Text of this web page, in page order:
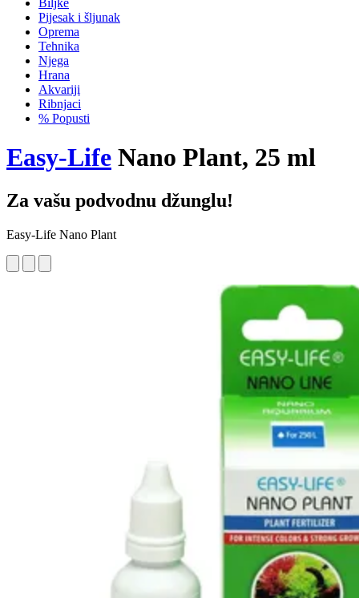
Biljke
Pijesak i šljunak
Oprema
Tehnika
Njega
Hrana
Akvariji
Ribnjaci
% Popusti
Easy-Life Nano Plant, 25 ml
Za vašu podvodnu džunglu!
Easy-Life Nano Plant